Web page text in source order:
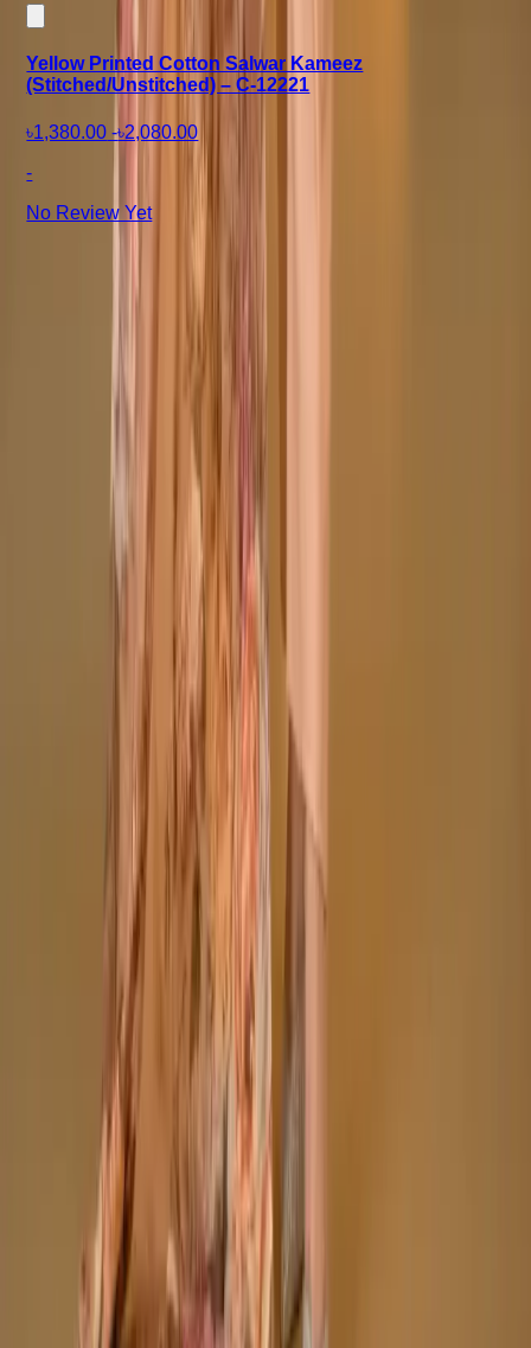
Yellow Printed Cotton Salwar Kameez
(Stitched/Unstitched) – C-12221
৳1,380.00 -৳2,080.00
-
No Review Yet
About us
Help Center
General Information
Community Involvement
Orders and Shipping
Returns and Refunds
Copyright © Zeroes Online Shopping.